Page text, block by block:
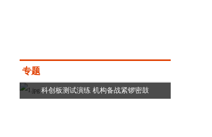
专题
科创板测试演练 机构备战紧锣密鼓